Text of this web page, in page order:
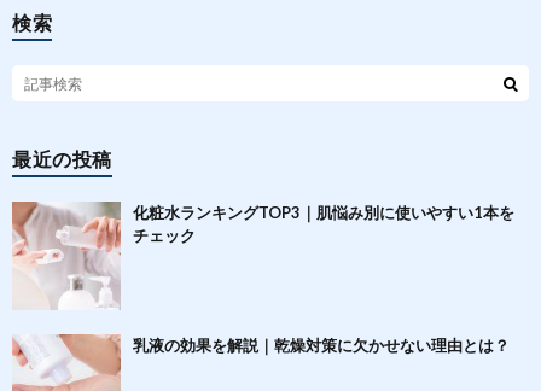
検索
最近の投稿
化粧水ランキングTOP3｜肌悩み別に使いやすい1本を
チェック
乳液の効果を解説｜乾燥対策に欠かせない理由とは？